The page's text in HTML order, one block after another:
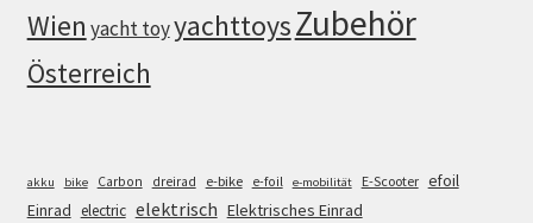
Wien yacht toyyachttoysZubehör
Österreich
akku bike Carbon dreirad e-bike e-foil e-mobilität E-Scooter efoil
Einrad electric elektrisch Elektrisches Einrad